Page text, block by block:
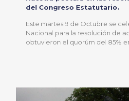
del Congreso Estatutario.
Este martes 9 de Octubre se
Nacional para la resolución de
obtuvieron el quorúm del 85%